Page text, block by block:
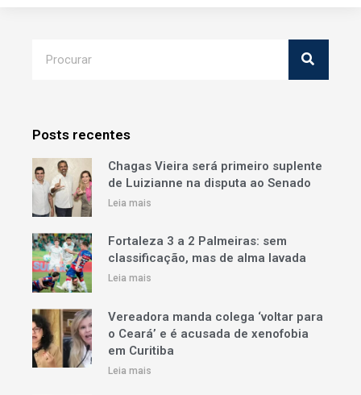
Posts recentes
Chagas Vieira será primeiro suplente
de Luizianne na disputa ao Senado
Leia mais
Fortaleza 3 a 2 Palmeiras: sem
classificação, mas de alma lavada
Leia mais
Vereadora manda colega ‘voltar para
o Ceará’ e é acusada de xenofobia
em Curitiba
Leia mais